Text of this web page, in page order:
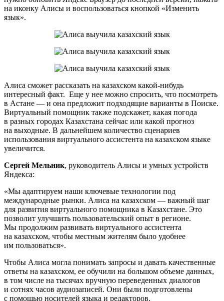
на иконку Алисы и воспользоваться кнопкой «Изменить
язык».
Алиса сможет рассказать на казахском какой-нибудь
интересный факт. Еще у нее можно спросить, что посмотреть
в Астане — и она предложит подходящие варианты в Поиске.
Виртуальный помощник также подскажет, какая погода
в разных городах Казахстана сейчас или какой прогноз
на выходные. В дальнейшем количество сценариев
использования виртуального ассистента на казахском языке
увеличится.
Сергей Мельник, руководитель Алисы и умных устройств
Яндекса:
«Мы адаптируем наши ключевые технологии под
международные рынки. Алиса на казахском — важный шаг
для развития виртуального помощника в Казахстане. Это
позволит улучшить пользовательский опыт в регионе.
Мы продолжим развивать виртуального ассистента
на казахском, чтобы местным жителям было удобнее
им пользоваться».
Чтобы Алиса могла понимать запросы и давать качественные
ответы на казахском, ее обучили на большом объеме данных,
в том числе на тысячах вручную переведенных диалогов
и сотнях часов аудиозаписей. Они были подготовлены
с помощью носителей языка и редакторов.